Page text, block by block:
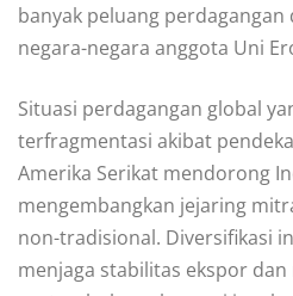
banyak peluang perdagangan
negara-negara anggota Uni
Situasi perdagangan global
terfragmentasi akibat
Amerika Serikat mendorong
mengembangkan jejaring
non-tradisional. Diversifikasi
menjaga stabilitas ekspor